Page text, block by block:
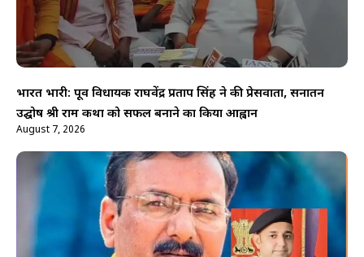
भारत भारी: पूर्व विधायक राघवेंद्र प्रताप सिंह ने की प्रेसवार्ता, सनातन
उद्घोष श्री राम कथा को सफल बनाने का किया आह्वान
August 7, 2026